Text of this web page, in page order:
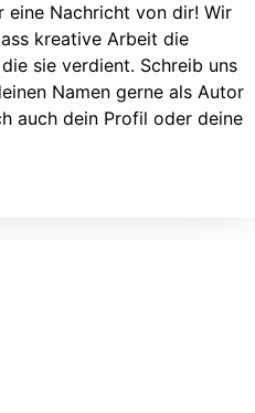
eine Nachricht von dir! Wir
kreative Arbeit die
sie verdient. Schreib uns
Namen gerne als Autor
auch dein Profil oder deine